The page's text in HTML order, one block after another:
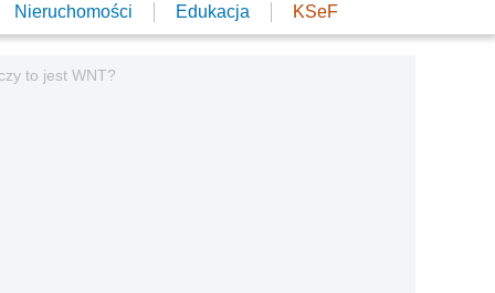
Nieruchomości Edukacja KSeF
to jest WNT?